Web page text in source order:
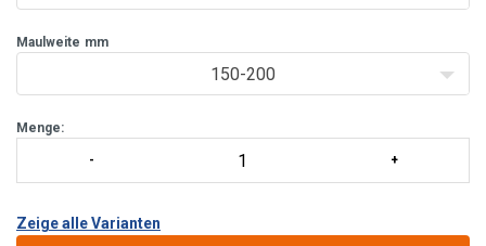
Maulweite mm
150-200
Menge:
Zeige alle Varianten